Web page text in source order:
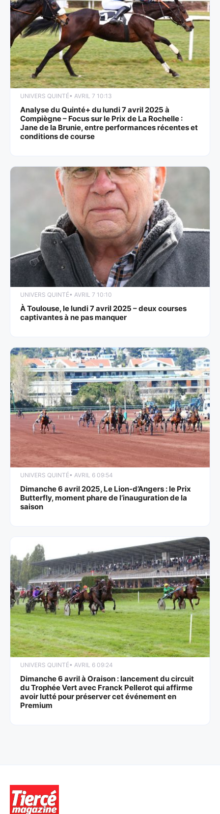
UNIVERS QUINTÉ• AVRIL 7 10:13
Analyse du Quinté+ du lundi 7 avril 2025 à
Compiègne – Focus sur le Prix de La Rochelle :
Jane de la Brunie, entre performances récentes et
conditions de course
UNIVERS QUINTÉ• AVRIL 7 10:10
À Toulouse, le lundi 7 avril 2025 – deux courses
captivantes à ne pas manquer
UNIVERS QUINTÉ• AVRIL 6 09:54
Dimanche 6 avril 2025, Le Lion-d’Angers : le Prix
Butterfly, moment phare de l’inauguration de la
saison
UNIVERS QUINTÉ• AVRIL 6 09:24
Dimanche 6 avril à Oraison : lancement du circuit
du Trophée Vert avec Franck Pellerot qui affirme
avoir lutté pour préserver cet événement en
Premium